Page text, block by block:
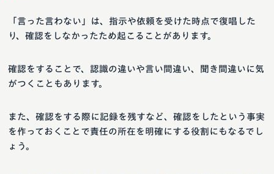
「言った言わない」は、指示や依頼を受けた時点で復唱した
り、確認をしなかったため起こることがあります。
確認をすることで、認識の違いや言い間違い、聞き間違いに気
がつくこともあります。
また、確認をする際に記録を残すなど、確認をしたという事実
を作っておくことで責任の所在を明確にする役割にもなるでし
ょう。